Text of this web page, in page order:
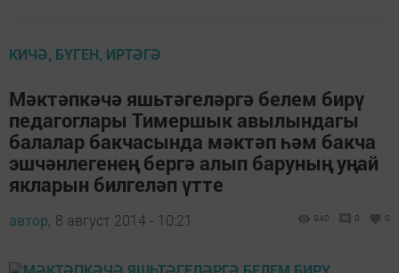
КИЧӘ, БҮГЕН, ИРТӘГӘ
Мәктәпкәчә яшьтәгеләргә белем бирү
педагоглары Тимершык авылындагы
балалар бакчасында мәктәп һәм бакча
эшчәнлегенең бергә алып баруның уңай
якларын билгеләп үтте
автор, 8 август 2014 - 10:21 940 0 0